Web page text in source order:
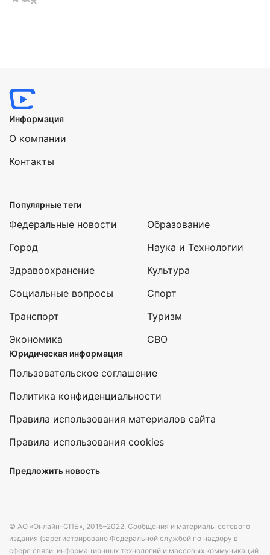
Информация
О компании
Контакты
Популярные теги
Федеральные новости
Город
Здравоохранение
Социальные вопросы
Транспорт
Экономика
Образование
Наука и Технологии
Культура
Спорт
Туризм
СВО
Юридическая информация
Пользовательское соглашение
Политика конфиденциальности
Правила использования материалов сайта
Правила использования cookies
Предложить новость
© АО «Онлайн-СПБ», 2015–2022. Сообщения и материалы сетевого
издания (зарегистрировано Федеральной службой по надзору в
сфере связи, информационных технологий и массовых коммуникаций